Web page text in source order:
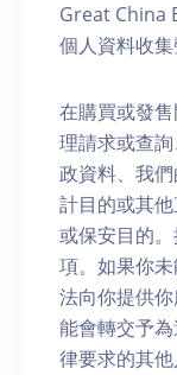
Great China
個人資料收
在購買或發
理請求或查
政資料、我
計目的或其
或保安目的
項。如果你
法向你提供
能會轉交予
律要求的其